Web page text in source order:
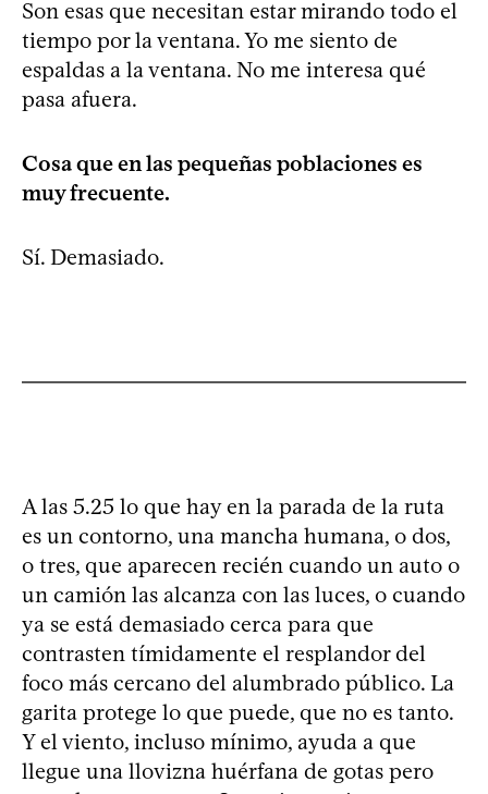
Son esas que necesitan estar mirando todo el
tiempo por la ventana. Yo me siento de
espaldas a la ventana. No me interesa qué
pasa afuera.
Cosa que en las pequeñas poblaciones es
muy frecuente.
Sí. Demasiado.
A las 5.25 lo que hay en la parada de la ruta
es un contorno, una mancha humana, o dos,
o tres, que aparecen recién cuando un auto o
un camión las alcanza con las luces, o cuando
ya se está demasiado cerca para que
contrasten tímidamente el resplandor del
foco más cercano del alumbrado público. La
garita protege lo que puede, que no es tanto.
Y el viento, incluso mínimo, ayuda a que
llegue una llovizna huérfana de gotas pero